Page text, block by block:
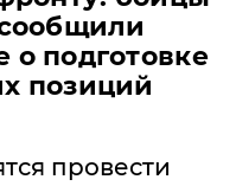
подготовке
позиций
провести